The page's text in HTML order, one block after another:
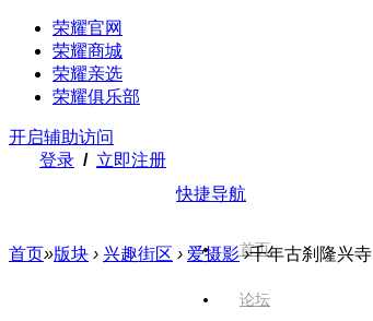
荣耀官网
荣耀商城
荣耀亲选
荣耀俱乐部
开启辅助访问
登录 / 立即注册
快捷导航
首页
论坛
首页»版块 › 兴趣街区 › 爱摄影 ›千年古刹隆兴寺